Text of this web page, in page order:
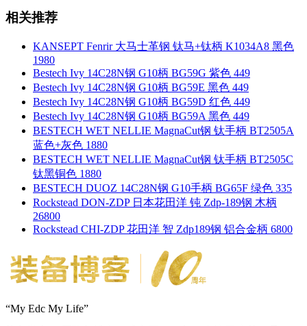
相关推荐
KANSEPT Fenrir 大马士革钢 钛马+钛柄 K1034A8 黑色
1980
Bestech Ivy 14C28N钢 G10柄 BG59G 紫色 449
Bestech Ivy 14C28N钢 G10柄 BG59E 黑色 449
Bestech Ivy 14C28N钢 G10柄 BG59D 红色 449
Bestech Ivy 14C28N钢 G10柄 BG59A 黑色 449
BESTECH WET NELLIE MagnaCut钢 钛手柄 BT2505A
蓝色+灰色 1880
BESTECH WET NELLIE MagnaCut钢 钛手柄 BT2505C
钛黑铜色 1880
BESTECH DUOZ 14C28N钢 G10手柄 BG65F 绿色 335
Rockstead DON-ZDP 日本花田洋 钝 Zdp-189钢 木柄
26800
Rockstead CHI-ZDP 花田洋 智 Zdp189钢 铝合金柄 6800
“My Edc My Life”